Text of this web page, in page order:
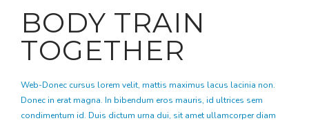
BODY TRAIN
TOGETHER
Web-Donec cursus lorem velit, mattis maximus lacus lacinia non.
Donec in erat magna. In bibendum eros mauris, id ultrices sem
condimentum id. Duis dictum urna dui, sit amet ullamcorper diam